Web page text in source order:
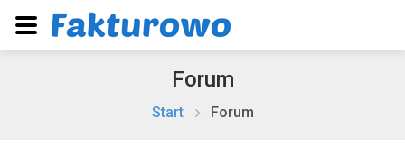
Forum
Start Forum